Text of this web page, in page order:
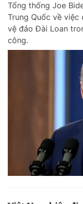
Chuyên mục khác
Chào ngày mới
Sản phẩm khác
Tiện ích
Tin đã lưu
Tin đã xem
Tổng thống Joe
Trung Quốc về
vệ đảo Đài Loan
công.